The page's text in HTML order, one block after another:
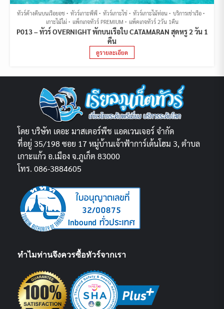
ทัวร์ค้างคืนบนเรือยอช ทัวร์เกาะพีพี ทัวร์เกาะไข่ ทัวร์เกาะไม้ท่อน
บริการเช่าเรือ
เกาะไม้ไผ่
แพ็กเกจทัวร์ PREMIUM แพ็คเกจทัวร์ 2วัน 1คืน
P013 – ทัวร์ OVERNIGHT พักบนเรือใบ CATAMARAN สุดหรู 2 วัน 1
คืน
ดูรายละเอียด
โดย บริษัท เดอะ มาสเตอร์พีช แอดเวนเจอร์ จำกัด
ที่อยู่ 35/198 ซอย 17 หมู่บ้านเจ้าฟ้าการ์เด้นโฮม 3, ตำบล
เกาะแก้ว อ.เมือง จ.ภูเก็ต 83000
โทร. 086-3884605
ทำไมท่านจึงควรซื้อทัวร์จากเรา